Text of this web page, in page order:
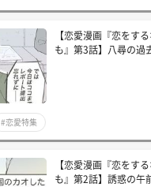
【恋愛漫画『恋をす
も』第3話】八尋の過
#恋愛特集
【恋愛漫画『恋をす
も』第2話】誘惑の午